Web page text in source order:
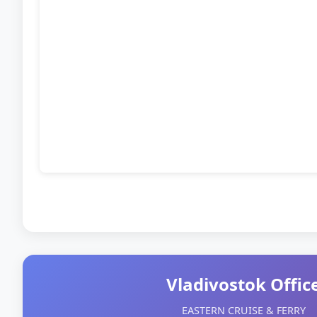
Vladivostok
EASTERN CRUISE & FERRY